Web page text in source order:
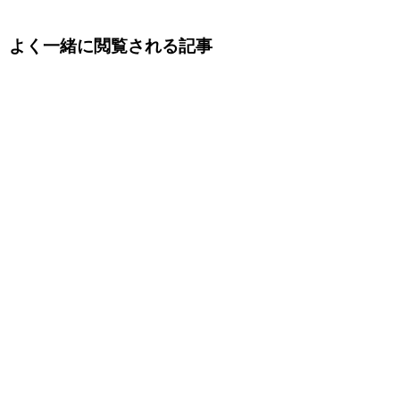
よく一緒に閲覧される記事